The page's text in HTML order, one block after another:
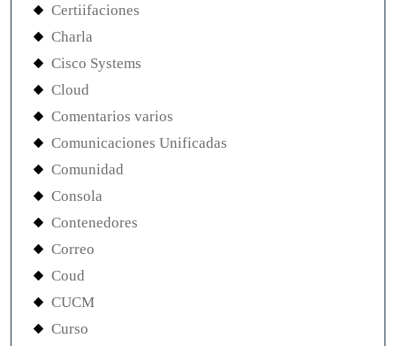
Certiifaciones
Charla
Cisco Systems
Cloud
Comentarios varios
Comunicaciones Unificadas
Comunidad
Consola
Contenedores
Correo
Coud
CUCM
Curso